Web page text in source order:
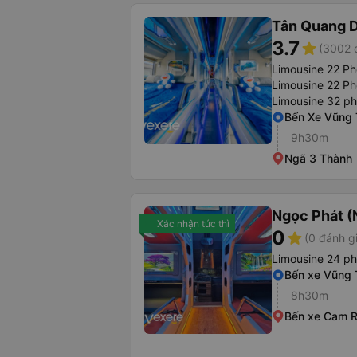
Tân Quang
3.7star (3002
Limousine 22
Limousine 22
Limousine 32
Bến Xe Vũng
9h30m
Ngã 3 Thành
Xác nhận tức thì Ngọc Phát
0star (0 đánh
Limousine 24
Bến xe Vũng
8h30m
Bến xe Cam